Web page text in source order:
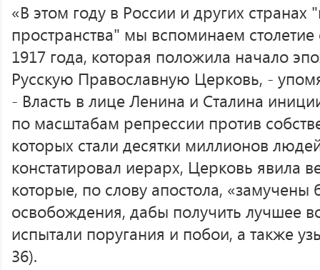
«В этом году в России и других странах
пространства" мы вспоминаем
1917 года, которая положила начало
Русскую Православную Церковь, -
- Власть в лице Ленина и Сталина
по масштабам репрессии против
которых стали десятки миллионов
констатировал иерарх, Церковь явила
которые, по слову апостола, «замучены
освобождения, дабы получить лучшее
испытали поругания и побои, а также
36).